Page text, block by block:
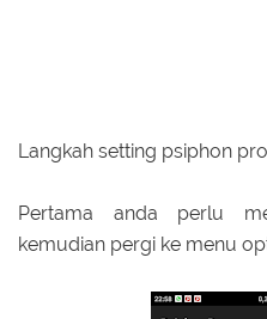
Langkah setting psiphon
Pertama anda perlu
kemudian pergi ke menu